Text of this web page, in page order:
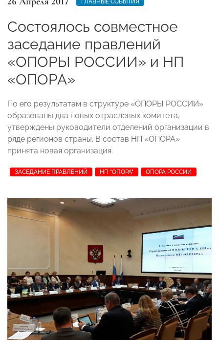
Состоялось совместное
заседание правлений
«ОПОРЫ РОССИИ» и НП
«ОПОРА»
По его результатам в структуре «ОПОРЫ РОССИИ»
образованы два новых отраслевых комитета,
утверждены руководители отделений организации в
ряде регионов страны. В состав НП «ОПОРА»
принята новая организация.
ЗАСЕДАНИЕ ПРАВЛЕНИЙ НП "ОПОРА" ОПОРА РОССИИ